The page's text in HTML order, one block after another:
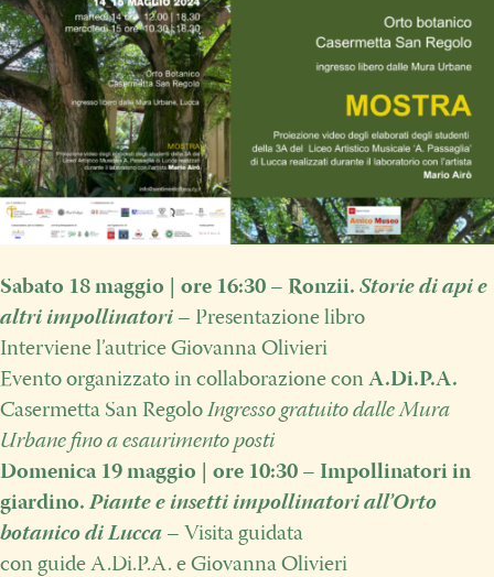
Sabato 18 maggio | ore 16:30 – Ronzii. Storie di api e
altri impollinatori – Presentazione libro
Interviene l’autrice Giovanna Olivieri
Evento organizzato in collaborazione con A.Di.P.A.
Casermetta San RegoloIngresso gratuito dalle Mura
Urbane fino a esaurimento posti
Domenica 19 maggio | ore 10:30 – Impollinatori in
giardino. Piante e insetti impollinatori all’Orto
botanico di Lucca – Visita guidata
con guide A.Di.P.A. e Giovanna Olivieri